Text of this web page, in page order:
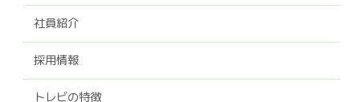
社員紹介
採用情報
トレビの特徴